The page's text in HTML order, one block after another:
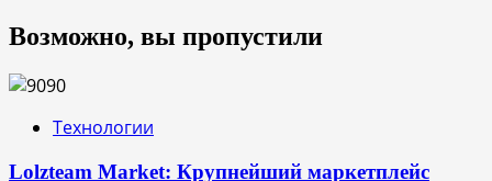
Возможно, вы пропустили
Технологии
Lolzteam Market: Крупнейший маркетплейс